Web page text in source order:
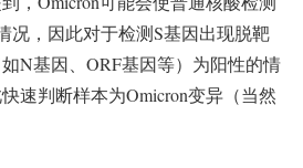
况，因此对于检测S基因出现脱靶
如N基因、ORF基因等）为阳性的情
速判断样本为Omicron变异（当然